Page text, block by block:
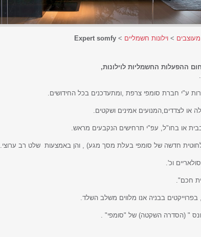
מעוצבים > וילונות חשמליים >
Expert somfy
ההפעלות החשמליות לוילונות,
ע"י חברת סומפי צרפת ,ומתעדכנים בכל החידושים.
או לצדדים,המנועים אמינים ושקטים.
או בחו"ל, עפ"י תרחישים הנקבעים מראש.
חדשה של סומפי בעלת מסך מגע) , והן באמצעות שלט רב ערוצי.
וכ'.
חכם".
בבניה אנו מלווים משלב השלד.
" (הסדרה השקטה) של "סומפי" .